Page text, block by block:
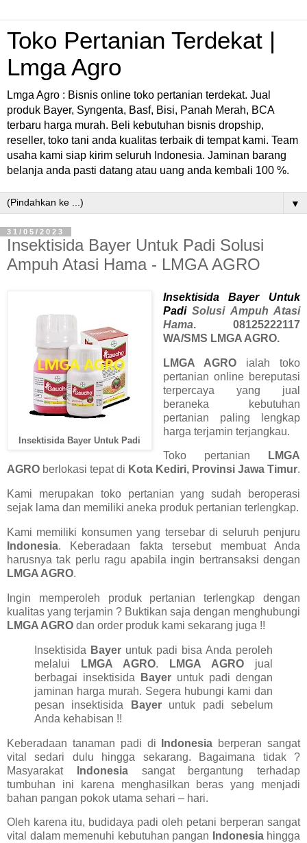
Toko Pertanian Terdekat |
Lmga Agro
Lmga Agro : Bisnis online toko pertanian terdekat. Jual
produk Bayer, Syngenta, Basf, Bisi, Panah Merah, BCA
terbaru harga murah. Beli kebutuhan bisnis dropship,
reseller, toko tani anda kualitas terbaik di tempat kami. Team
usaha kami siap kirim seluruh Indonesia. Jaminan barang
belanja anda pasti datang atau uang anda kembali 100 %.
▼
31/05/2023
Insektisida Bayer Untuk Padi Solusi
Ampuh Atasi Hama - LMGA AGRO
Insektisida Bayer Untuk Padi
Insektisida Bayer Untuk
PadiSolusi Ampuh Atasi
Hama. 08125222117
WA/SMS LMGA AGRO.
LMGA AGROialah toko
pertanian online bereputasi
terpercaya yang jual
beraneka kebutuhan
pertanian paling lengkap
harga terjamin terjangkau.
Toko pertanian
LMGA
AGRO berlokasi tepat di Kota Kediri, Provinsi Jawa Timur.
Kami merupakan toko pertanian yang sudah beroperasi
sejak lama dan memiliki aneka produk pertanian terlengkap.
Kami memiliki konsumen yang tersebar di seluruh penjuru
Indonesia. Keberadaan fakta tersebut membuat Anda
harusnya tak perlu ragu apabila ingin bertransaksi dengan
LMGA AGRO.
Ingin memperoleh produk pertanian terlengkap dengan
kualitas yang terjamin ? Buktikan saja dengan menghubungi
LMGA AGRO dan order produk kami sekarang juga !!
Insektisida Bayer untuk padi bisa Anda peroleh
melalui
LMGA AGRO. LMGA AGRO jual
berbagai insektisida
Bayer untuk padi dengan
jaminan harga murah. Segera hubungi kami dan
pesan insektisida
Bayer untuk padi sebelum
Anda kehabisan !!
Keberadaan tanaman padi di Indonesia berperan sangat
vital sedari dulu hingga sekarang. Bagaimana tidak ?
Masyarakat
Indonesiasangat bergantung terhadap
tumbuhan ini karena menghasilkan beras yang menjadi
bahan pangan pokok utama sehari – hari.
Oleh karena itu, budidaya padi oleh petani berperan sangat
vital dalam memenuhi kebutuhan pangan
Indonesiahingga